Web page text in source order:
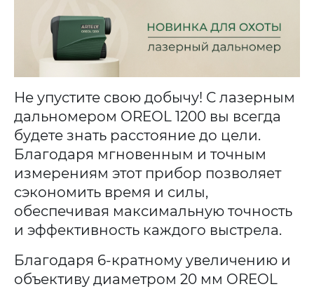
Не упустите свою добычу! С лазерным
дальномером OREOL 1200 вы всегда
будете знать расстояние до цели.
Благодаря мгновенным и точным
измерениям этот прибор позволяет
сэкономить время и силы,
обеспечивая максимальную точность
и эффективность каждого выстрела.
Благодаря 6-кратному увеличению и
объективу диаметром 20 мм OREOL